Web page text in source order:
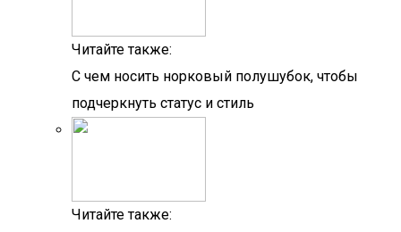
Читайте также:
С чем носить норковый полушубок, чтобы
подчеркнуть статус и стиль
Читайте также: